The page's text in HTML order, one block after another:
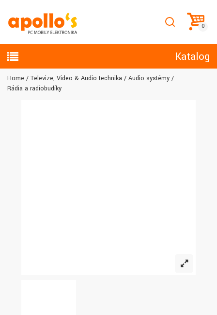
Katalog
Home Televize, Video & Audio technika
Audio systémy
Rádia a radiobudíky